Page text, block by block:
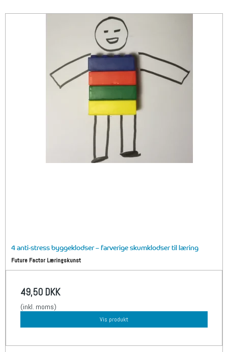
4 anti-stress byggeklodser – farverige skumklodser til læring
Future Factor Læringskunst
49,50 DKK
(inkl. moms)
Vis produkt